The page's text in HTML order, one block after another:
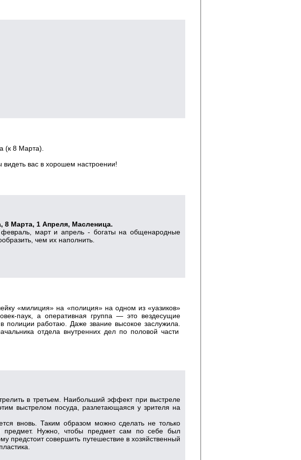
(к 8 Марта).
вас в хорошем настроении!
8 Марта, 1 Апреля, Масленица.
февраль, март и апрель - богаты на общенародные
чем их наполнить.
«милиция» на «полиция» на одном из «уазиков»
паук, а оперативная группа — это вездесущие
работаю. Даже звание высокое заслужила.
отдела внутренних дел по половой части
в третьем. Наибольший эффект при выстреле
выстрелом посуда, разлетающаяся у зрителя на
вновь. Таким образом можно сделать не только
Нужно, чтобы предмет сам по себе был
совершить путешествие в хозяйственный